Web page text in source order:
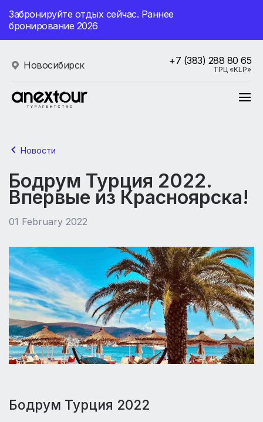
Забронируйте отдых сейчас. Раннее
бронирование 2026
Новосибирск +7 (383) 288 80 65
ТРЦ «KLP»
Новости
Бодрум Турция 2022.
Впервые из Красноярска!
01 February 2022
Бодрум Турция 2022